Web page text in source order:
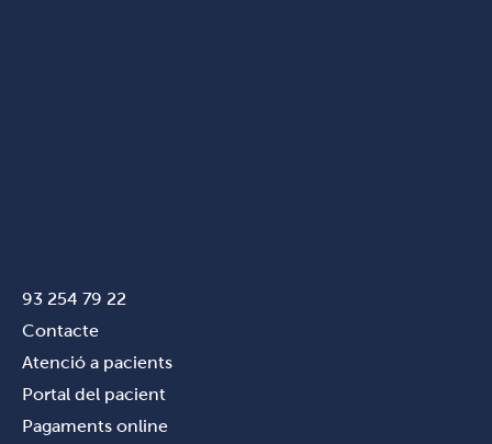
93 254 79 22
Contacte
Atenció a pacients
Portal del pacient
Pagaments online